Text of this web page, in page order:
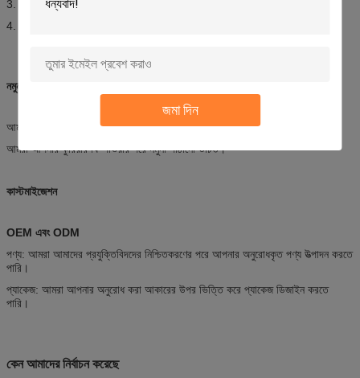
জমা দিন
3. ক্যানটিকে সংঘর্ষ, খোঁচা বা জ্বালিয়ে দেবেন না।
4. শিশুদের নাগালের বাইরে রাখুন।
নমুনা
আমরা 2 টুকরা মধ্যে বিনামূল্যে নমুনা অফার.
আমরা আপনার কুরিয়ার ফি পাওয়ার পরে নমুনা পাঠানো উচিত।
কাস্টমাইজেশন
OEM এবং ODM
পণ্য: আমরা আমাদের প্রযুক্তিবিদদের নিশ্চিতকরণের পরে আপনার অনুরোধকৃত পণ্য উত্পাদন করতে
পারি।
প্যাকেজ: আমরা আপনার অনুরোধ করা আকারের উপর ভিত্তি করে প্যাকেজ ডিজাইন করতে
পারি।
কেন আমাদের নির্বাচন করেছে